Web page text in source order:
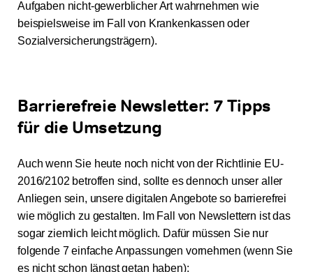
Aufgaben nicht-gewerblicher Art wahrnehmen wie
beispielsweise im Fall von Krankenkassen oder
Sozialversicherungsträgern).
Barrierefreie Newsletter: 7 Tipps
für die Umsetzung
Auch wenn Sie heute noch nicht von der Richtlinie EU-
2016/2102 betroffen sind, sollte es dennoch unser aller
Anliegen sein, unsere digitalen Angebote so barrierefrei
wie möglich zu gestalten. Im Fall von Newslettern ist das
sogar ziemlich leicht möglich. Dafür müssen Sie nur
folgende 7 einfache Anpassungen vornehmen (wenn Sie
es nicht schon längst getan haben):